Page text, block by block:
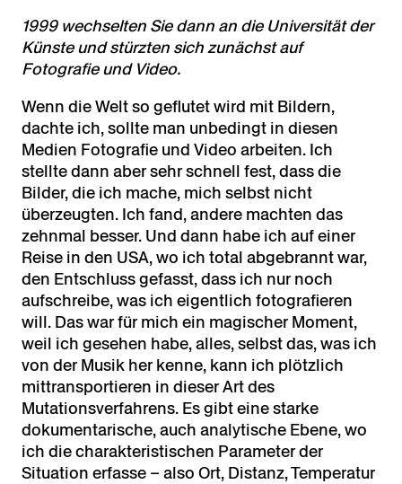
1999 wechselten Sie dann an die Universität der
Künste und stürzten sich zunächst auf
Fotografie und Video.
Wenn die Welt so geflutet wird mit Bildern,
dachte ich, sollte man unbedingt in diesen
Medien Fotografie und Video arbeiten. Ich
stellte dann aber sehr schnell fest, dass die
Bilder, die ich mache, mich selbst nicht
überzeugten. Ich fand, andere machten das
zehnmal besser. Und dann habe ich auf einer
Reise in den USA, wo ich total abgebrannt war,
den Entschluss gefasst, dass ich nur noch
aufschreibe, was ich eigentlich fotografieren
will. Das war für mich ein magischer Moment,
weil ich gesehen habe, alles, selbst das, was ich
von der Musik her kenne, kann ich plötzlich
mittransportieren in dieser Art des
Mutationsverfahrens. Es gibt eine starke
dokumentarische, auch analytische Ebene, wo
ich die charakteristischen Parameter der
Situation erfasse – also Ort, Distanz, Temperatur